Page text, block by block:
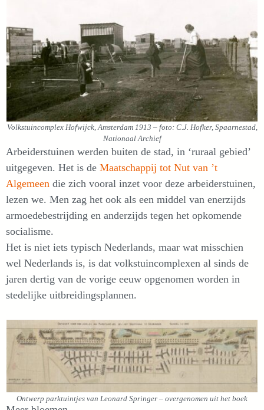
Volkstuincomplex Hofwijck, Amsterdam 1913 – foto: C.J. Hofker, Spaarnestad,
Nationaal Archief
Arbeiderstuinen werden buiten de stad, in ‘ruraal gebied’
uitgegeven. Het is de Maatschappij tot Nut van ’t
Algemeen die zich vooral inzet voor deze arbeiderstuinen,
lezen we. Men zag het ook als een middel van enerzijds
armoedebestrijding en anderzijds tegen het opkomende
socialisme.
Het is niet iets typisch Nederlands, maar wat misschien
wel Nederlands is, is dat volkstuincomplexen al sinds de
jaren dertig van de vorige eeuw opgenomen worden in
stedelijke uitbreidingsplannen.
Ontwerp parktuintjes van Leonard Springer – overgenomen uit het boek